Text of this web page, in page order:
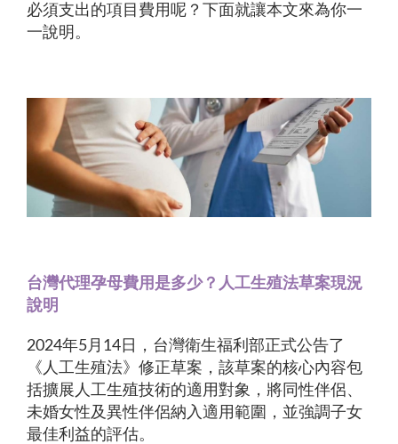
必須支出的項目費用呢？下面就讓本文來為你一
一說明。
台灣代理孕母費用是多少？人工生殖法草案現況
說明
2024年5月14日，台灣衛生福利部正式公告了
《人工生殖法》修正草案，該草案的核心內容包
括擴展人工生殖技術的適用對象，將同性伴侶、
未婚女性及異性伴侶納入適用範圍，並強調子女
最佳利益的評估。